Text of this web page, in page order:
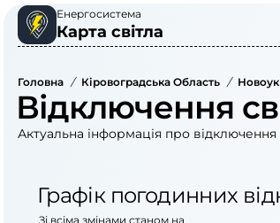
Енергосистема
Карта світла
Головна / Кіровоградська Область /
Відключення
Актуальна інформація про відключення
Графік погодинних
Зі всіма змінами станом на